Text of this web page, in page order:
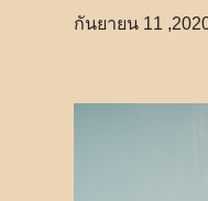
กันยายน 11